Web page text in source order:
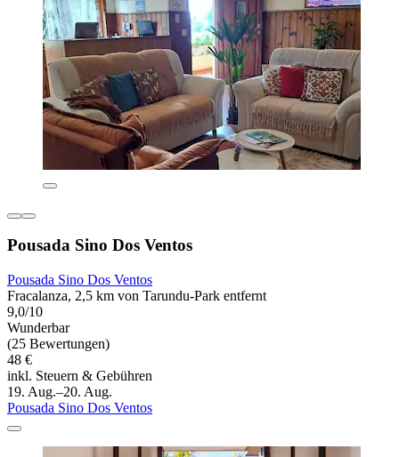
Pousada Sino Dos Ventos
Pousada Sino Dos Ventos
Fracalanza, 2,5 km von Tarundu-Park entfernt
9,0/10
Wunderbar
(25 Bewertungen)
48 €
inkl. Steuern & Gebühren
19. Aug.–20. Aug.
Pousada Sino Dos Ventos